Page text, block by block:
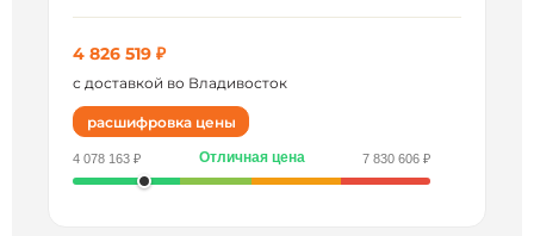
4 826 519 ₽
с доставкой во Владивосток
расшифровка цены
4 078 163 ₽ Отличная цена 7 830 606 ₽